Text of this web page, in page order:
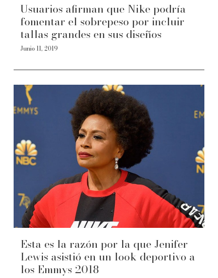
Usuarios afirman que Nike podría
fomentar el sobrepeso por incluir
tallas grandes en sus diseños
Junio 11, 2019
Esta es la razón por la que Jenifer
Lewis asistió en un look deportivo a
los Emmys 2018